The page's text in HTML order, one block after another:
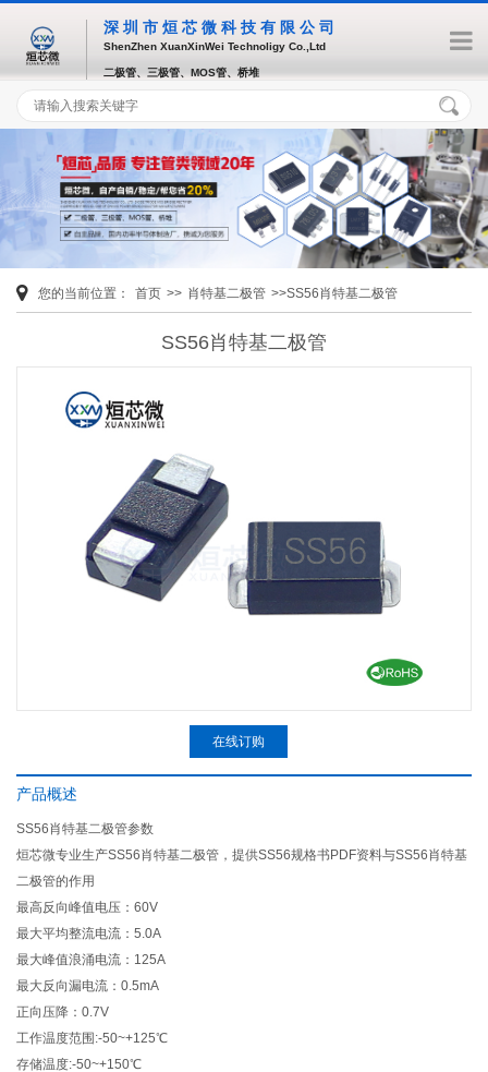
深圳市烜芯微科技有限公司
ShenZhen XuanXinWei Technoligy Co.,Ltd
二极管、三极管、MOS管、桥堆
您的当前位置： 首页 >> 肖特基二极管 >>SS56肖特基二极管
SS56肖特基二极管
在线订购
产品概述
SS56肖特基二极管参数
烜芯微专业生产SS56肖特基二极管，提供SS56规格书PDF资料与SS56肖特基
二极管的作用
最高反向峰值电压：60V
最大平均整流电流：5.0A
最大峰值浪涌电流：125A
最大反向漏电流：0.5mA
正向压降：0.7V
工作温度范围:-50~+125℃
存储温度:-50~+150℃